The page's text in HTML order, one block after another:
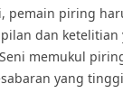
pemain piring
dan
memukul
yang